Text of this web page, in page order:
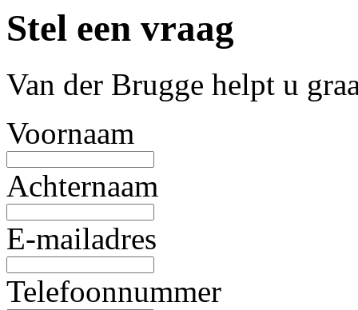
Stel een vraag
Van der Brugge helpt u
Voornaam
Achternaam
E-mailadres
Telefoonnummer